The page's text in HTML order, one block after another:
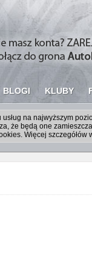
BLOGI KLUBY
na najwyższym
że będą one
Więcej szczegółów